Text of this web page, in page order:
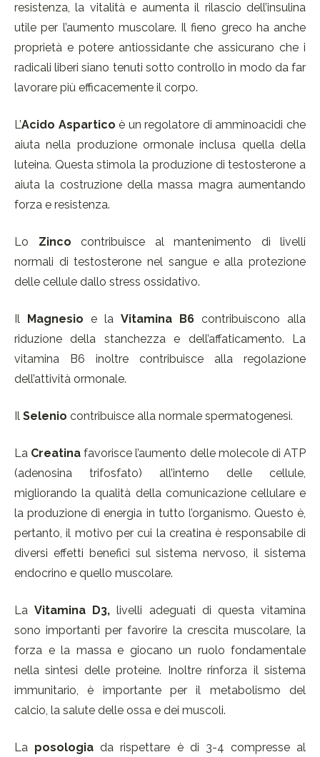
resistenza, la vitalità e aumenta il rilascio dell’insulina
utile per l’aumento muscolare. Il fieno greco ha anche
proprietà e potere antiossidante che assicurano che i
radicali liberi siano tenuti sotto controllo in modo da far
lavorare più efficacemente il corpo.
L’Acido Aspartico è un regolatore di amminoacidi che
aiuta nella produzione ormonale inclusa quella della
luteina. Questa stimola la produzione di testosterone a
aiuta la costruzione della massa magra aumentando
forza e resistenza.
Lo Zinco contribuisce al mantenimento di livelli
normali di testosterone nel sangue e alla protezione
delle cellule dallo stress ossidativo.
Il Magnesio e la Vitamina B6 contribuiscono alla
riduzione della stanchezza e dell’affaticamento. La
vitamina B6 inoltre contribuisce alla regolazione
dell’attività ormonale.
Il Selenio contribuisce alla normale spermatogenesi.
La Creatina favorisce l’aumento delle molecole di ATP
(adenosina trifosfato) all’interno delle cellule,
migliorando la qualità della comunicazione cellulare e
la produzione di energia in tutto l’organismo. Questo è,
pertanto, il motivo per cui la creatina è responsabile di
diversi effetti benefici sul sistema nervoso, il sistema
endocrino e quello muscolare.
LaVitamina D3,livelli adeguati di questa vitamina
sono importanti per favorire la crescita muscolare, la
forza e la massa e giocano un ruolo fondamentale
nella sintesi delle proteine. Inoltre rinforza il sistema
immunitario, è importante per il metabolismo del
calcio, la salute delle ossa e dei muscoli.
La posologia da rispettare è di 3-4 compresse al